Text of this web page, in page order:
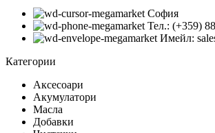
София
Тел.: (+359)
Имейл:
Категории
Аксесоари
Акумулатори
Масла
Добавки